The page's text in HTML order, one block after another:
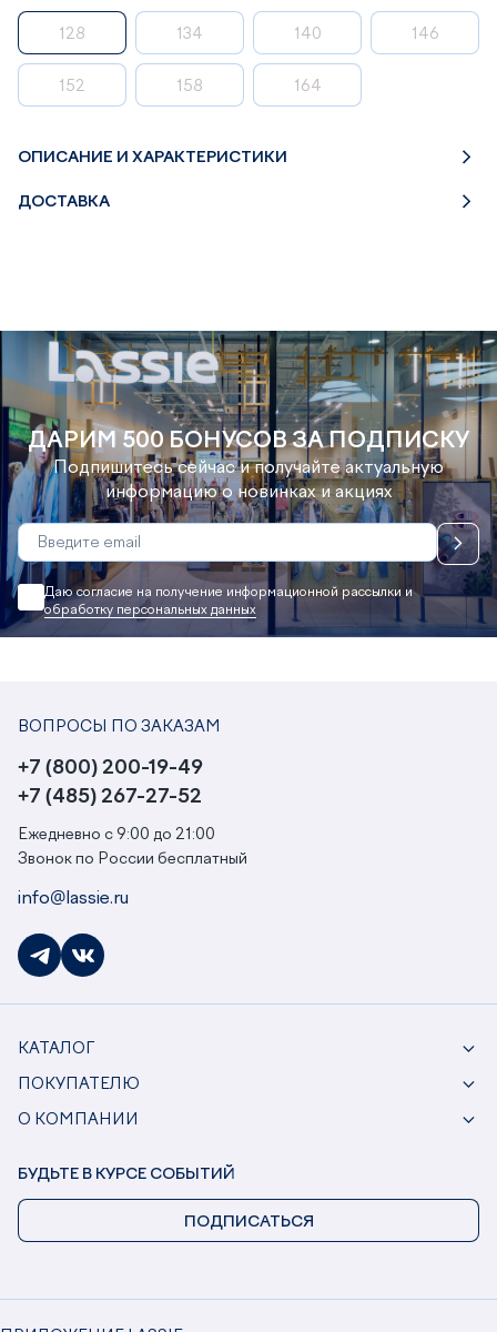
128 134 140 146
152 158 164
ОПИСАНИЕ И ХАРАКТЕРИСТИКИ
ДОСТАВКА
ДАРИМ 500 БОНУСОВ ЗА ПОДПИСКУ
Подпишитесь сейчас и получайте актуальную
информацию о новинках и акциях
Даю согласие на получение информационной рассылки и
обработку персональных данных
ВОПРОСЫ ПО ЗАКАЗАМ
+7 (800) 200-19-49
+7 (485) 267-27-52
Ежедневно с 9:00 до 21:00
Звонок по России бесплатный
info@lassie.ru
КАТАЛОГ
ПОКУПАТЕЛЮ
О КОМПАНИИ
БУДЬТЕ В КУРСЕ СОБЫТИЙ
ПОДПИСАТЬСЯ